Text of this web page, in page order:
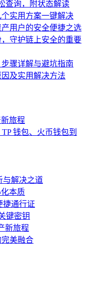
查询，附状态解读
实用方案一键解决
用户的安全便捷之选
守护链上安全的重要
骤详解与避坑指南
及实用解决方法
旅程
钱包、火币钱包到
与解决之道
本质
捷通行证
键密钥
新旅程
美融合